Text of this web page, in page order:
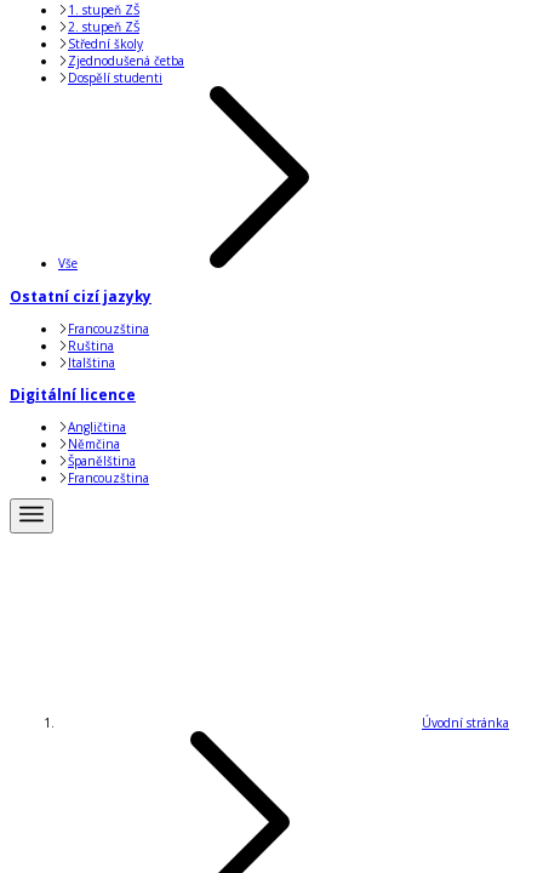
1. stupeň ZŠ
2. stupeň ZŠ
Střední školy
Zjednodušená četba
Dospělí studenti
Vše
Ostatní cizí jazyky
Francouzština
Ruština
Italština
Digitální licence
Angličtina
Němčina
Španělština
Francouzština
Úvodní stránka